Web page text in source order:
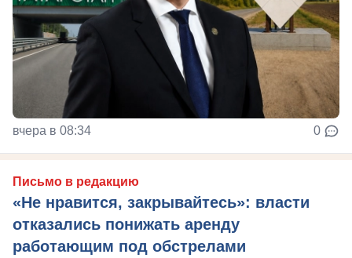
вчера в 08:34 0
Письмо в редакцию
«Не нравится, закрывайтесь»: власти
отказались понижать аренду
работающим под обстрелами